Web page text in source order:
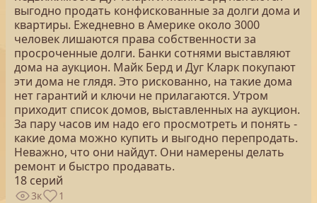
выгодно продать конфискованные за долги дома и
квартиры. Ежедневно в Америке около 3000
человек лишаются права собственности за
просроченные долги. Банки сотнями выставляют
дома на аукцион. Майк Берд и Дуг Кларк покупают
эти дома не глядя. Это рискованно, на такие дома
нет гарантий и ключи не прилагаются. Утром
приходит список домов, выставленных на аукцион.
За пару часов им надо его просмотреть и понять -
какие дома можно купить и выгодно перепродать.
Неважно, что они найдут. Они намерены делать
ремонт и быстро продавать.
18 серий
3к 1